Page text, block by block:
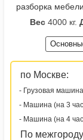
разборка
Вес 4000 кг.
по Москве:
- Грузовая
- Машина (на 3
- Машина (на 4
По